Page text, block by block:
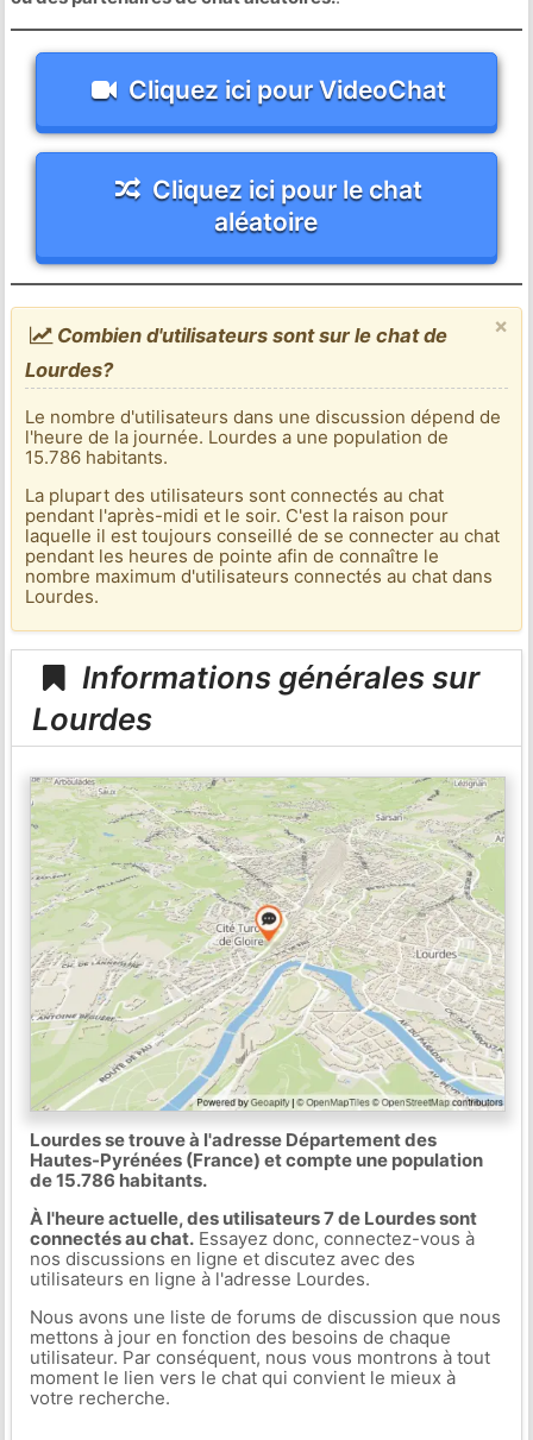
Cliquez ici pour VideoChat
Cliquez ici pour le chat
aléatoire
×
Combien d'utilisateurs sont sur le chat de
Lourdes?
Le nombre d'utilisateurs dans une discussion dépend de
l'heure de la journée. Lourdes a une population de
15.786 habitants.
La plupart des utilisateurs sont connectés au chat
pendant l'après-midi et le soir. C'est la raison pour
laquelle il est toujours conseillé de se connecter au chat
pendant les heures de pointe afin de connaître le
nombre maximum d'utilisateurs connectés au chat dans
Lourdes.
Informations générales sur
Lourdes
Lourdes se trouve à l'adresse Département des
Hautes-Pyrénées (France) et compte une population
de 15.786 habitants.
À l'heure actuelle, des utilisateurs 7 de Lourdes sont
connectés au chat.Essayez donc, connectez-vous à
nos discussions en ligne et discutez avec des
utilisateurs en ligne à l'adresse Lourdes.
Nous avons une liste de forums de discussion que nous
mettons à jour en fonction des besoins de chaque
utilisateur. Par conséquent, nous vous montrons à tout
moment le lien vers le chat qui convient le mieux à
votre recherche.